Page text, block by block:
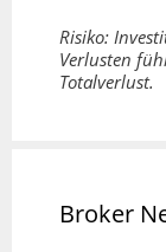
Risiko:
Verlusten
Totalverlust.
Broker